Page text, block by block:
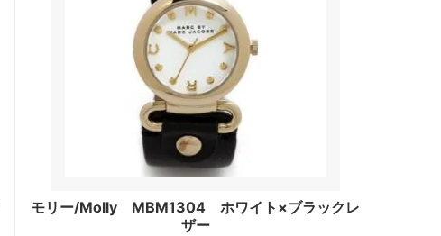
モリー/Molly MBM1304 ホワイト×ブラックレ
ザー